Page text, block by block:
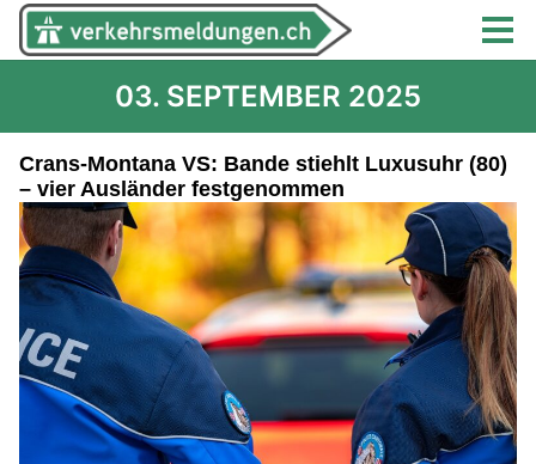
03. SEPTEMBER 2025
Crans-Montana VS: Bande stiehlt Luxusuhr (80)
– vier Ausländer festgenommen